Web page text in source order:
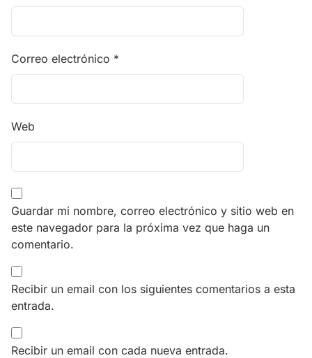
Correo electrónico *
Web
Guardar mi nombre, correo electrónico y sitio web en
este navegador para la próxima vez que haga un
comentario.
Recibir un email con los siguientes comentarios a esta
entrada.
Recibir un email con cada nueva entrada.